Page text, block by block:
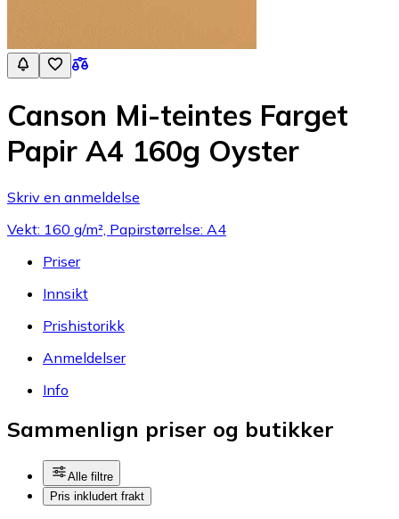
Canson Mi-teintes Farget
Papir A4 160g Oyster
Skriv en anmeldelse
Vekt: 160 g/m², Papirstørrelse: A4
Priser
Innsikt
Prishistorikk
Anmeldelser
Info
Sammenlign priser og butikker
Alle filtre
Pris inkludert frakt